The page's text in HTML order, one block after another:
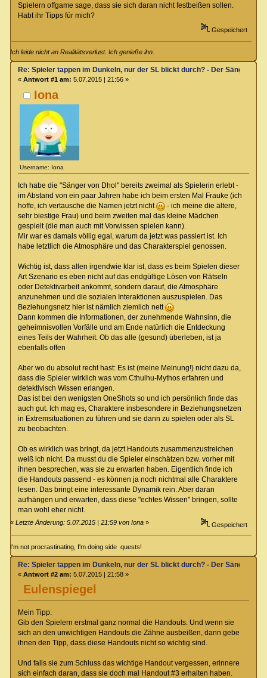
Spielern offgame sage, dass sie sich daran nicht festbeißen sollen.
Habt ihr Tipps für mich?
Gespeichert
Ich leide nicht an Realitätsverlust. Ich genieße ihn.
Iona
Username: Iona
Re: Spieler tappen im Dunkeln, nur der SL blickt durch? - Der Sänger von
« Antwort #1 am: 5.07.2015 | 21:56 »
Ich habe die "Sänger von Dhol" bereits zweimal als Spielerin erlebt -
im Abstand von ein paar Jahren habe ich beim ersten Mal Frauke (ich
hoffe, ich vertausche die Namen jetzt nicht
- ich meine die ältere,
sehr biestige Frau) und beim zweiten mal das kleine Mädchen
gespielt (die man auch mit Vorwissen spielen kann).
Mir war es damals völlig egal, warum da jetzt was passiert ist. Ich
habe letztlich die Atmosphäre und das Charakterspiel genossen.
Wichtig ist, dass allen irgendwie klar ist, dass es beim Spielen dieser
Art Szenario es eben nicht auf das endgültige Lösen von Rätseln
oder Detektivarbeit ankommt, sondern darauf, die Atmosphäre
anzunehmen und die sozialen Interaktionen auszuspielen. Das
Beziehungsnetz hier ist nämlich ziemlich nett
Dann kommen die Informationen, der zunehmende Wahnsinn, die
geheimnisvollen Vorfälle und am Ende natürlich die Entdeckung
eines Teils der Wahrheit. Ob das alle (gesund) überleben, ist ja
ebenfalls offen
Aber wo du absolut recht hast: Es ist (meine Meinung!) nicht dazu da,
dass die Spieler wirklich was vom Cthulhu-Mythos erfahren und
detektivisch Wissen erlangen.
Das ist bei den wenigsten OneShots so und ich persönlich finde das
auch gut. Ich mag es, Charaktere insbesondere in Beziehungsnetzen
in Extremsituationen zu führen und sie dann zu spielen oder als SL
zu beobachten.
Ob es wirklich was bringt, da jetzt Handouts zusammenzustreichen
weiß ich nicht. Da musst du die Spieler einschätzen bzw. vorher mit
ihnen besprechen, was sie zu erwarten haben. Eigentlich finde ich
die Handouts passend - es können ja noch nichtmal alle Charaktere
lesen. Das bringt eine interessante Dynamik rein. Aber daran
aufhängen und erwarten, dass diese "echtes Wissen" bringen, sollte
man wohl eher nicht.
«Letzte Änderung: 5.07.2015 | 21:59 von Iona » Gespeichert
I'm not procrastinating, I'm doing side quests!
Eulenspiegel
Re: Spieler tappen im Dunkeln, nur der SL blickt durch? - Der Sänger von
« Antwort #2 am: 5.07.2015 | 21:58 »
Mein Tipp:
Gib den Spielern erstmal ganz normal die Handouts. Und wenn sie
sich an den unwichtigen Handouts die Zähne ausbeißen, dann gebe
ihnen den Tipp, dass diese Handouts nicht so wichtig sind.
Und falls sie zum Schluss das wichtige Handout vergessen, erinnere
sich einfach daran, dass sie doch mal Handout #3 erhalten haben.